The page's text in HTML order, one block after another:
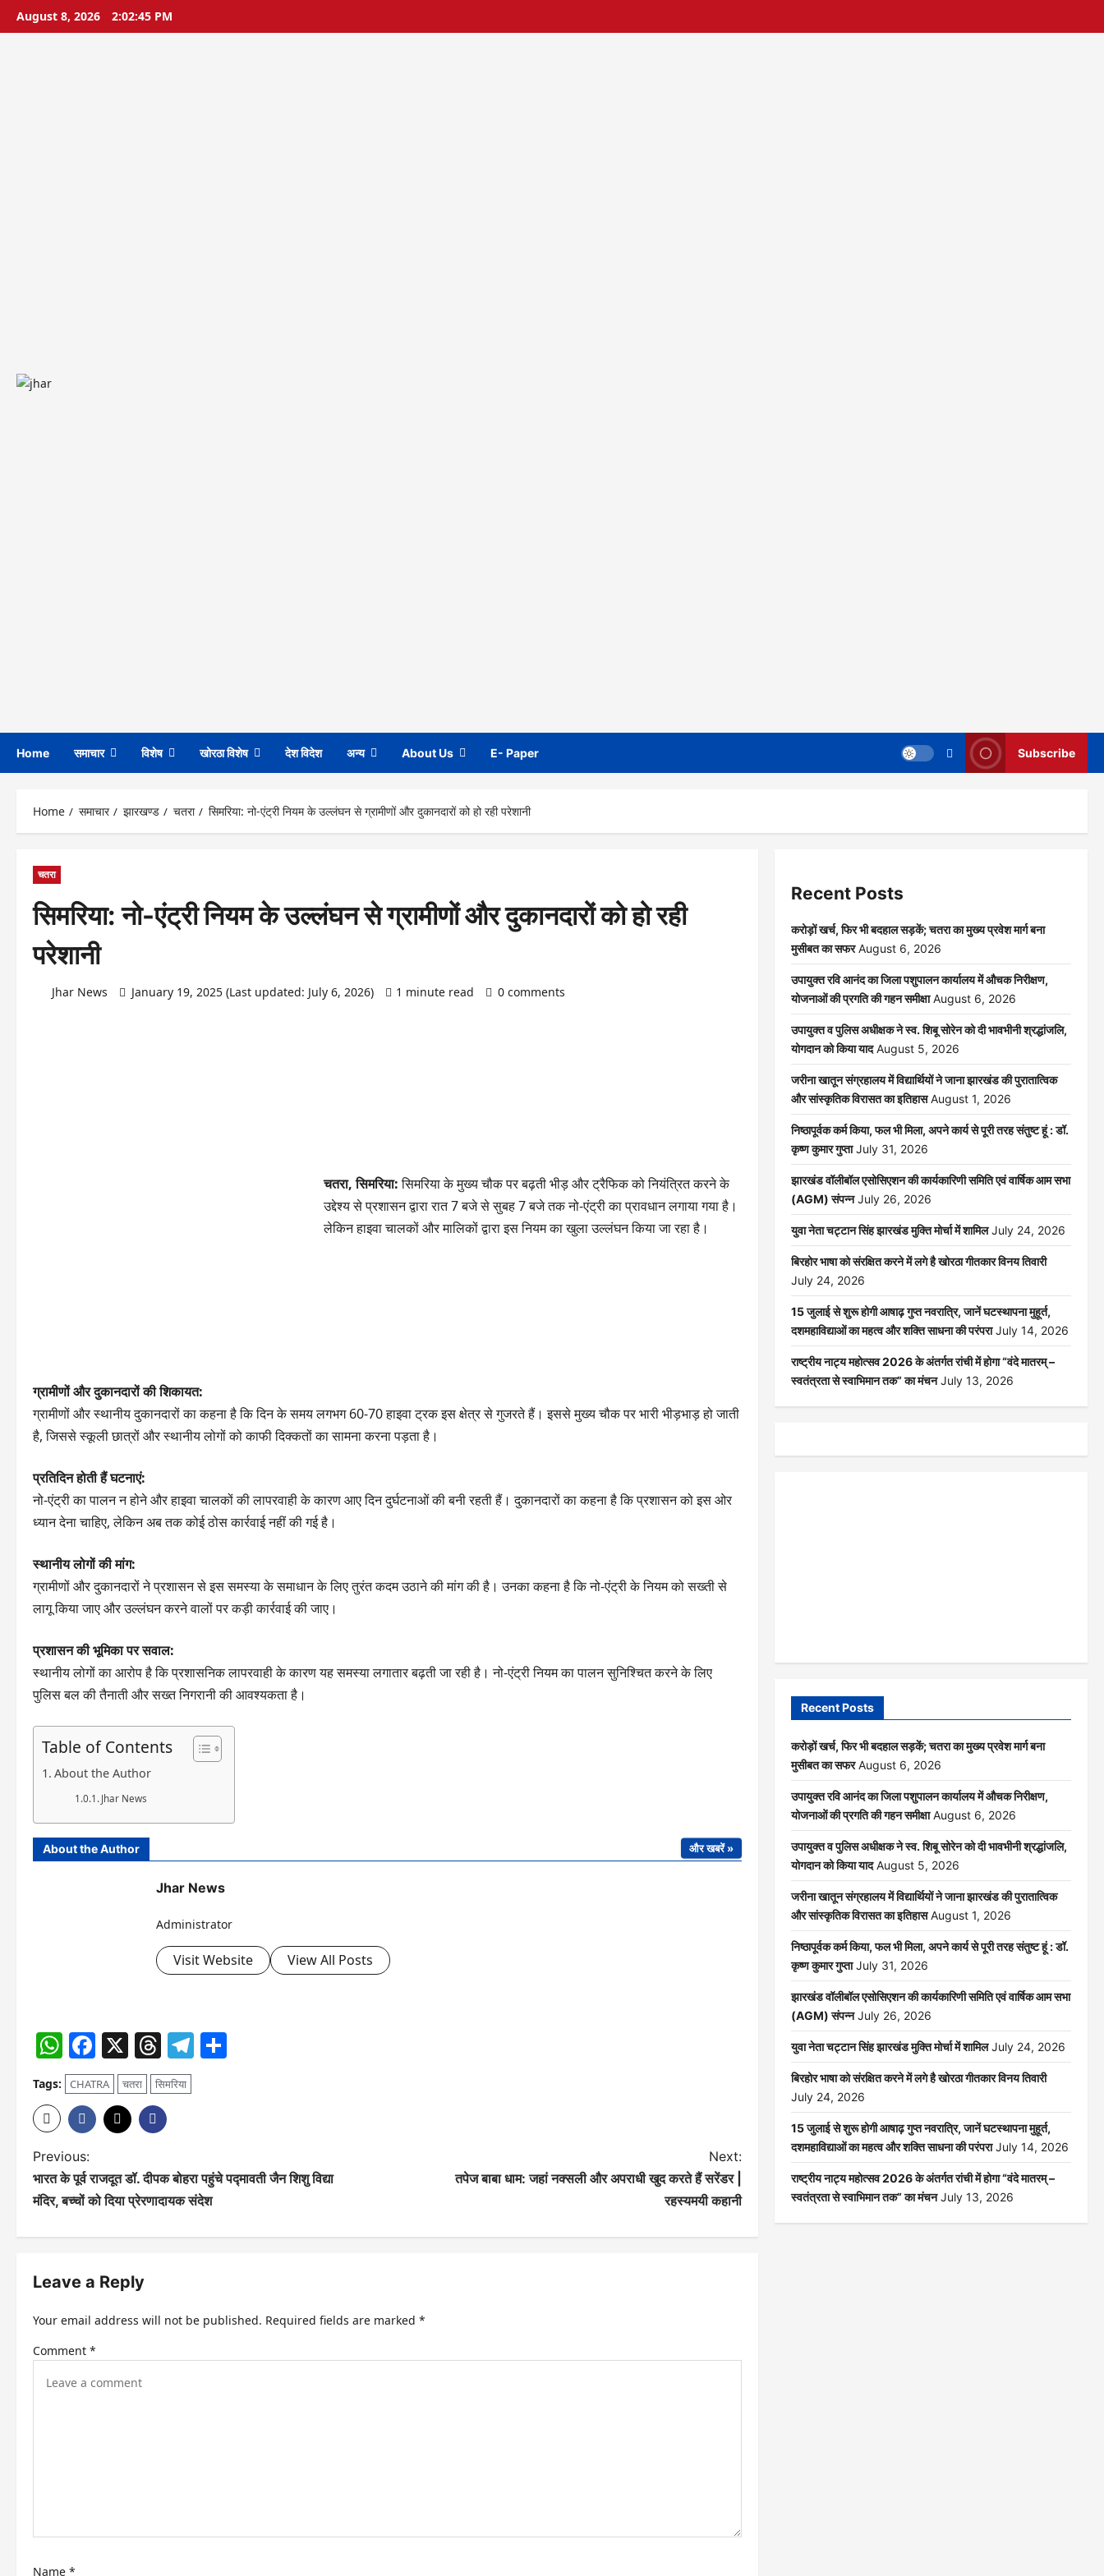
SkipAugust 8, 2026 2:02:46 PM
Home समाचार विशेष खोरठा विशेष देश विदेश अन्य About Us E- Paper Subscribe
Home समाचार झारखण्ड चतरा सिमरिया: नो-एंट्री नियम के उल्लंघन से ग्रामीणों और दुकानदारों को हो रही परेशानी
चतरा
सिमरिया: नो-एंट्री नियम के उल्लंघन से ग्रामीणों और दुकानदारों को हो रही
परेशानी
Jhar News January 19, 2025 (Last updated: July 6, 2026) 1 minute read 0 comments
चतरा, सिमरिया:सिमरिया के मुख्य चौक पर बढ़ती भीड़ और ट्रैफिक को नियंत्रित करने के
उद्देश्य से प्रशासन द्वारा रात 7 बजे से सुबह 7 बजे तक नो-एंट्री का प्रावधान लगाया गया है।
लेकिन हाइवा चालकों और मालिकों द्वारा इस नियम का खुला उल्लंघन किया जा रहा है।
ग्रामीणों और दुकानदारों की शिकायत:
ग्रामीणों और स्थानीय दुकानदारों का कहना है कि दिन के समय लगभग 60-70 हाइवा ट्रक इस क्षेत्र से गुजरते हैं। इससे मुख्य चौक पर भारी भीड़भाड़ हो जाती
है, जिससे स्कूली छात्रों और स्थानीय लोगों को काफी दिक्कतों का सामना करना पड़ता है।
प्रतिदिन होती हैं घटनाएं:
नो-एंट्री का पालन न होने और हाइवा चालकों की लापरवाही के कारण आए दिन दुर्घटनाओं की बनी रहती हैं। दुकानदारों का कहना है कि प्रशासन को इस ओर
ध्यान देना चाहिए, लेकिन अब तक कोई ठोस कार्रवाई नहीं की गई है।
स्थानीय लोगों की मांग:
ग्रामीणों और दुकानदारों ने प्रशासन से इस समस्या के समाधान के लिए तुरंत कदम उठाने की मांग की है। उनका कहना है कि नो-एंट्री के नियम को सख्ती से
लागू किया जाए और उल्लंघन करने वालों पर कड़ी कार्रवाई की जाए।
प्रशासन की भूमिका पर सवाल:
स्थानीय लोगों का आरोप है कि प्रशासनिक लापरवाही के कारण यह समस्या लगातार बढ़ती जा रही है। नो-एंट्री नियम का पालन सुनिश्चित करने के लिए
पुलिस बल की तैनाती और सख्त निगरानी की आवश्यकता है।
Table of Contents
About the Author
Jhar News
About the Author और खबरें »
Jhar News
Administrator
Visit Website View All Posts
WhatsApp
Facebook
X Threads
Telegram
Tags: CHATRA चतरा सिमरिया
P
o
n
i
n
Previous:
भारत के पूर्व राजदूत डॉ. दीपक बोहरा पहुंचे पद्मावती जैन शिशु विद्या
मंदिर, बच्चों को दिया प्रेरणादायक संदेश
Next:
तपेज बाबा धाम: जहां नक्सली और अपराधी खुद करते हैं सरेंडर |
रहस्यमयी कहानी
Leave a Reply
Your email address will not be published. Required fields are marked *
Comment *
Name *
Recent Posts
करोड़ों खर्च, फिर भी बदहाल सड़कें; चतरा का मुख्य प्रवेश मार्ग बना
मुसीबत का सफर August 6, 2026
उपायुक्त रवि आनंद का जिला पशुपालन कार्यालय में औचक निरीक्षण,
योजनाओं की प्रगति की गहन समीक्षा August 6, 2026
उपायुक्त व पुलिस अधीक्षक ने स्व. शिबू सोरेन को दी भावभीनी श्रद्धांजलि,
योगदान को किया याद August 5, 2026
जरीना खातून संग्रहालय में विद्यार्थियों ने जाना झारखंड की पुरातात्विक
और सांस्कृतिक विरासत का इतिहास August 1, 2026
निष्ठापूर्वक कर्म किया, फल भी मिला, अपने कार्य से पूरी तरह संतुष्ट हूं : डॉ.
कृष्ण कुमार गुप्ता July 31, 2026
झारखंड वॉलीबॉल एसोसिएशन की कार्यकारिणी समिति एवं वार्षिक आम सभा
(AGM) संपन्न July 26, 2026
युवा नेता चट्टान सिंह झारखंड मुक्ति मोर्चा में शामिल July 24, 2026
बिरहोर भाषा को संरक्षित करने में लगे है खोरठा गीतकार विनय तिवारी
July 24, 2026
15 जुलाई से शुरू होगी आषाढ़ गुप्त नवरात्रि, जानें घटस्थापना मुहूर्त,
दशमहाविद्याओं का महत्व और शक्ति साधना की परंपरा July 14, 2026
राष्ट्रीय नाट्य महोत्सव 2026 के अंतर्गत रांची में होगा “वंदे मातरम् –
स्वतंत्रता से स्वाभिमान तक” का मंचन July 13, 2026
Recent Posts
करोड़ों खर्च, फिर भी बदहाल सड़कें; चतरा का मुख्य प्रवेश मार्ग बना
मुसीबत का सफर August 6, 2026
उपायुक्त रवि आनंद का जिला पशुपालन कार्यालय में औचक निरीक्षण,
योजनाओं की प्रगति की गहन समीक्षा August 6, 2026
उपायुक्त व पुलिस अधीक्षक ने स्व. शिबू सोरेन को दी भावभीनी श्रद्धांजलि,
योगदान को किया याद August 5, 2026
जरीना खातून संग्रहालय में विद्यार्थियों ने जाना झारखंड की पुरातात्विक
और सांस्कृतिक विरासत का इतिहास August 1, 2026
निष्ठापूर्वक कर्म किया, फल भी मिला, अपने कार्य से पूरी तरह संतुष्ट हूं : डॉ.
कृष्ण कुमार गुप्ता July 31, 2026
झारखंड वॉलीबॉल एसोसिएशन की कार्यकारिणी समिति एवं वार्षिक आम सभा
(AGM) संपन्न July 26, 2026
युवा नेता चट्टान सिंह झारखंड मुक्ति मोर्चा में शामिल July 24, 2026
बिरहोर भाषा को संरक्षित करने में लगे है खोरठा गीतकार विनय तिवारी
July 24, 2026
15 जुलाई से शुरू होगी आषाढ़ गुप्त नवरात्रि, जानें घटस्थापना मुहूर्त,
दशमहाविद्याओं का महत्व और शक्ति साधना की परंपरा July 14, 2026
राष्ट्रीय नाट्य महोत्सव 2026 के अंतर्गत रांची में होगा “वंदे मातरम् –
स्वतंत्रता से स्वाभिमान तक” का मंचन July 13, 2026